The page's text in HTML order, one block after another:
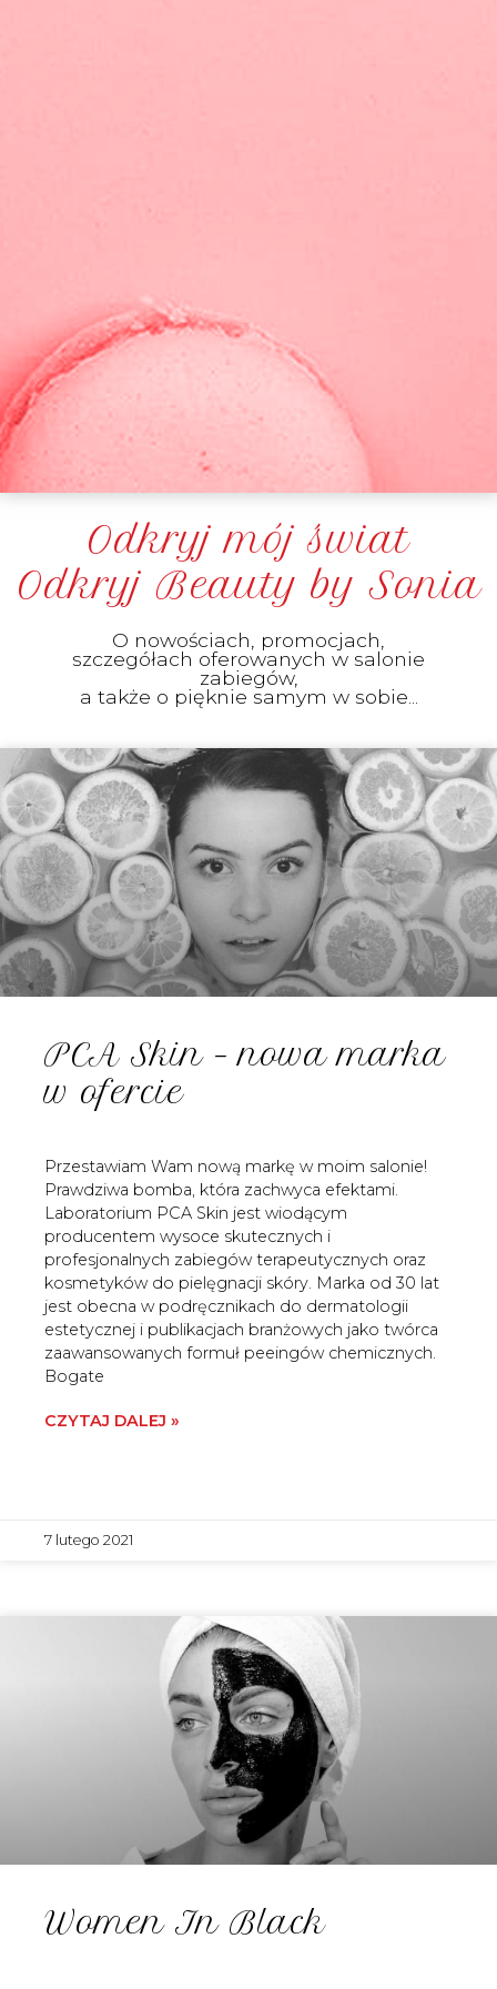
Odkryj mój świat
Odkryj Beauty by Sonia
O nowościach, promocjach,
szczegółach oferowanych w salonie
zabiegów,
a także o pięknie samym w sobie...
PCA Skin – nowa marka
w ofercie
Przestawiam Wam nową markę w moim salonie!
Prawdziwa bomba, która zachwyca efektami.
Laboratorium PCA Skin jest wiodącym
producentem wysoce skutecznych i
profesjonalnych zabiegów terapeutycznych oraz
kosmetyków do pielęgnacji skóry. Marka od 30 lat
jest obecna w podręcznikach do dermatologii
estetycznej i publikacjach branżowych jako twórca
zaawansowanych formuł peeingów chemicznych.
Bogate
CZYTAJ DALEJ »
7 lutego 2021
Women In Black